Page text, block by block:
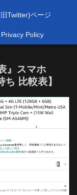
Twitter)ページ
Privacy Policy
』スマホ
比較表】